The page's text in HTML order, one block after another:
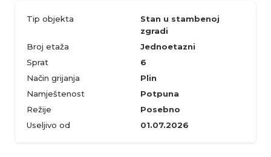
Tip objekta
Stan u stambenoj
zgradi
Broj etaža
Jednoetazni
Sprat
6
Način grijanja
Plin
Namještenost
Potpuna
Režije
Posebno
Useljivo od
01.07.2026